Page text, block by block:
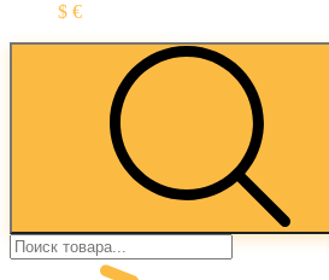
$ €